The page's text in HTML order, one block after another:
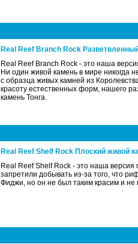
Real Reef Branch Rock
Real Reef Branch Rock - это наша
Ни один живой камень в мире никогда
с образца живых камней из
красоту естественных форм, нашего
камень Тонга.
Real Reef Shelf Rock Плоский живой
Real Reef Shelf Rock - это наша версия
запретили добывать из-за того, что
Фиджи, но он не был таким красим и не